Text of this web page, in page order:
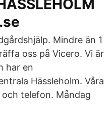
Mindre än 1
oss på Vicero. Vi är
har en
Hässleholm. Våra
telefon. Måndag